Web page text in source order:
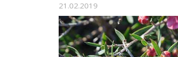
21.02.2019